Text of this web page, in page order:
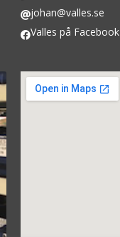
johan@valles.se
Valles på Facebook